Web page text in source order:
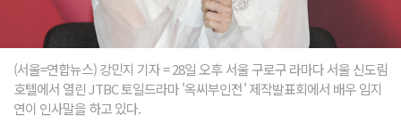
(서울=연합뉴스) 강민지 기자 = 28일 오후 서울 구로구 라마다 서울 신도림
호텔에서 열린 JTBC 토일드라마 '옥씨부인전' 제작발표회에서 배우 임지
연이 인사말을 하고 있다.